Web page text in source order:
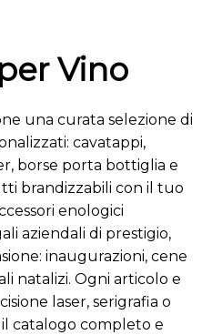
Vino
una curata selezione di
cavatappi,
borse porta bottiglia e
brandizzabili con il tuo
enologici
aziendali di prestigio,
inaugurazioni, cene
natalizi. Ogni articolo e
laser, serigrafia o
catalogo completo e